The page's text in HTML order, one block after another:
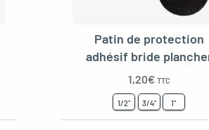
Patin de protection
adhésif bride
1,20€ TTC
1/2" 3/4" 1"